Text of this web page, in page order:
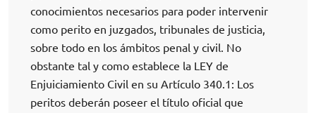
conocimientos necesarios para poder intervenir
como perito en juzgados, tribunales de justicia,
sobre todo en los ámbitos penal y civil. No
obstante tal y como establece la LEY de
Enjuiciamiento Civil en su Artículo 340.1: Los
peritos deberán poseer el título oficial que